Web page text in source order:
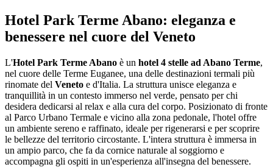
Hotel Park Terme Abano: eleganza e
benessere nel cuore del Veneto
L'Hotel Park Terme Abano è un hotel 4 stelle ad Abano Terme,
nel cuore delle Terme Euganee, una delle destinazioni termali più
rinomate del Veneto e d'Italia. La struttura unisce eleganza e
tranquillità in un contesto immerso nel verde, pensato per chi
desidera dedicarsi al relax e alla cura del corpo. Posizionato di fronte
al Parco Urbano Termale e vicino alla zona pedonale, l'hotel offre
un ambiente sereno e raffinato, ideale per rigenerarsi e per scoprire
le bellezze del territorio circostante. L'intera struttura è immersa in
un ampio parco, che fa da cornice naturale al soggiorno e
accompagna gli ospiti in un'esperienza all'insegna del benessere.